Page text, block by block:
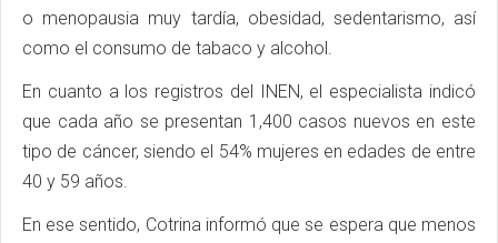
o menopausia muy tardía, obesidad, sedentarismo, así
como el consumo de tabaco y alcohol.
En cuanto a los registros del INEN, el especialista indicó
que cada año se presentan 1,400 casos nuevos en este
tipo de cáncer, siendo el 54% mujeres en edades de entre
40 y 59 años.
En ese sentido, Cotrina informó que se espera que menos